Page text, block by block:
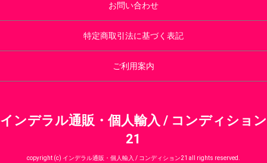
お問い合わせ
特定商取引法に基づく表記
ご利用案内
インデラル通販・個人輸入 / コンディション
21
copyright (c) インデラル通販・個人輸入 / コンディション21 all rights reserved.